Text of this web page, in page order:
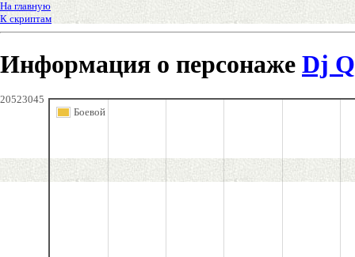
На главную
К скриптам
Информация о персонаже Dj
20523045
Боевой